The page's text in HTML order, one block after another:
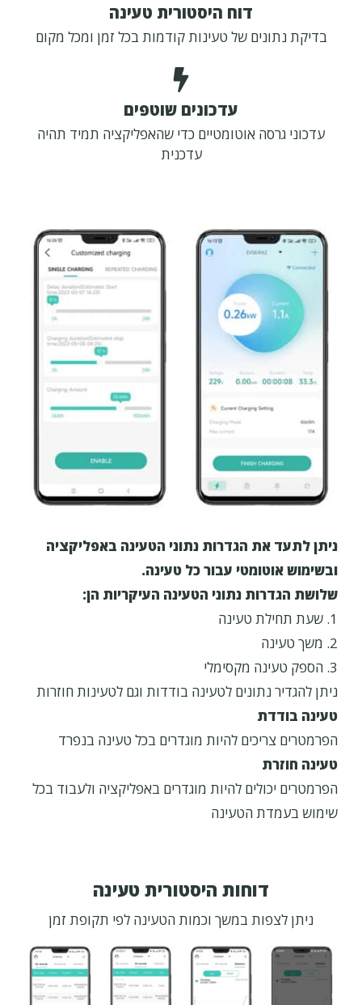
דוח היסטורית טעינה
בדיקת נתונים של טעינות קודמות בכל זמן ומכל מקום
עדכונים שוטפים
עדכוני גרסה אוטומטיים כדי שהאפליקציה תמיד תהיה
עדכנית
ניתן לתעד את הגדרות נתוני הטעינה באפליקציה
ובשימוש אוטומטי עבור כל טעינה.
שלושת הגדרות נתוני הטעינה העיקריות הן:
1. שעת תחילת טעינה
2. משך טעינה
3. הספק טעינה מקסימלי
ניתן להגדיר נתונים לטעינה בודדות וגם לטעינות חוזרות
טעינה בודדת
הפרמטרים צריכים להיות מוגדרים בכל טעינה בנפרד
טעינה חוזרת
הפרמטרים יכולים להיות מוגדרים באפליקציה ולעבוד בכל
שימוש בעמדת הטעינה
דוחות היסטורית טעינה
ניתן לצפות במשך וכמות הטעינה לפי תקופת זמן